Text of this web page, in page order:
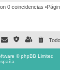
0 coincidencias
© phpBB Limited